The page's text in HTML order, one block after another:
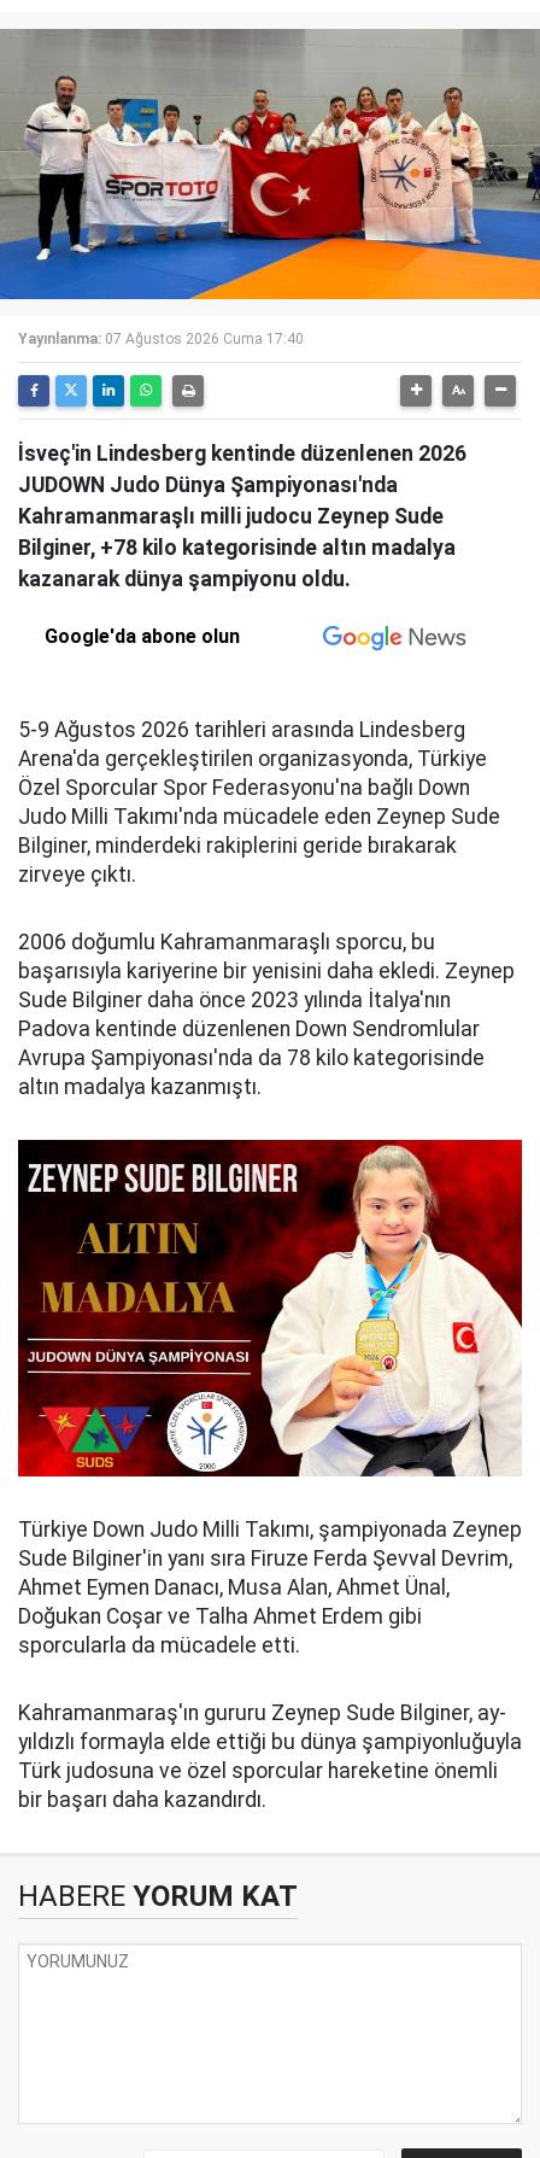
Yayınlanma: 07 Ağustos 2026 Cuma 17:40
İsveç'in Lindesberg kentinde düzenlenen 2026
JUDOWN Judo Dünya Şampiyonası'nda
Kahramanmaraşlı milli judocu Zeynep Sude
Bilginer, +78 kilo kategorisinde altın madalya
kazanarak dünya şampiyonu oldu.
Google'da abone olun
5-9 Ağustos 2026 tarihleri arasında Lindesberg
Arena'da gerçekleştirilen organizasyonda, Türkiye
Özel Sporcular Spor Federasyonu'na bağlı Down
Judo Milli Takımı'nda mücadele eden Zeynep Sude
Bilginer, minderdeki rakiplerini geride bırakarak
zirveye çıktı.
2006 doğumlu Kahramanmaraşlı sporcu, bu
başarısıyla kariyerine bir yenisini daha ekledi. Zeynep
Sude Bilginer daha önce 2023 yılında İtalya'nın
Padova kentinde düzenlenen Down Sendromlular
Avrupa Şampiyonası'nda da 78 kilo kategorisinde
altın madalya kazanmıştı.
Türkiye Down Judo Milli Takımı, şampiyonada Zeynep
Sude Bilginer'in yanı sıra Firuze Ferda Şevval Devrim,
Ahmet Eymen Danacı, Musa Alan, Ahmet Ünal,
Doğukan Coşar ve Talha Ahmet Erdem gibi
sporcularla da mücadele etti.
Kahramanmaraş'ın gururu Zeynep Sude Bilginer, ay-
yıldızlı formayla elde ettiği bu dünya şampiyonluğuyla
Türk judosuna ve özel sporcular hareketine önemli
bir başarı daha kazandırdı.
HABERE YORUM KAT